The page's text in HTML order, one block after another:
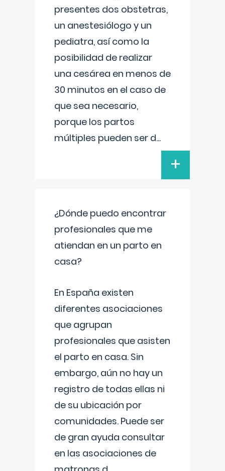
presentes dos obstetras,
un anestesiólogo y un
pediatra, así como la
posibilidad de realizar
una cesárea en menos de
30 minutos en el caso de
que sea necesario,
porque los partos
múltiples pueden ser d...
+
¿Dónde puedo encontrar
profesionales que me
atiendan en un parto en
casa?
En España existen
diferentes asociaciones
que agrupan
profesionales que asisten
el parto en casa. Sin
embargo, aún no hay un
registro de todas ellas ni
de su ubicación por
comunidades. Puede ser
de gran ayuda consultar
en las asociaciones de